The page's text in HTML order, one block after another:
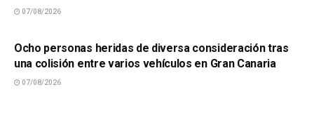
07/08/2026
Ocho personas heridas de diversa consideración tras
una colisión entre varios vehículos en Gran Canaria
07/08/2026